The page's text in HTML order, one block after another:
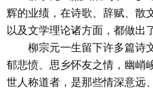
辉的业绩，在诗歌、辞赋、散
以及文学理论诸方面，都做出
柳宗元一生留下许多篇诗
郁悲愤、思乡怀友之情，幽峭
世人称道者，是那些情深意远